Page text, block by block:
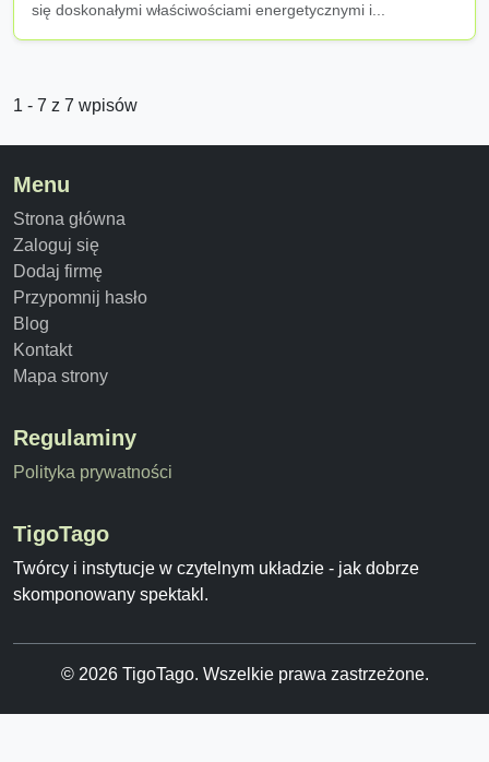
się doskonałymi właściwościami energetycznymi i...
1 - 7 z 7 wpisów
Menu
Strona główna
Zaloguj się
Dodaj firmę
Przypomnij hasło
Blog
Kontakt
Mapa strony
Regulaminy
Polityka prywatności
TigoTago
Twórcy i instytucje w czytelnym układzie - jak dobrze
skomponowany spektakl.
© 2026 TigoTago. Wszelkie prawa zastrzeżone.